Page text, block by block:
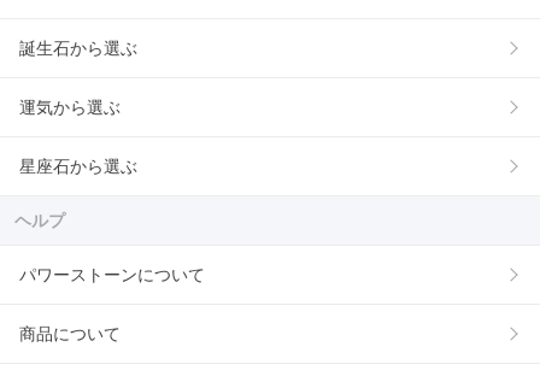
誕生石から選ぶ
運気から選ぶ
星座石から選ぶ
ヘルプ
パワーストーンについて
商品について